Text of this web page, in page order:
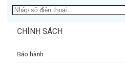
CHÍNH SÁCH
Bảo hành